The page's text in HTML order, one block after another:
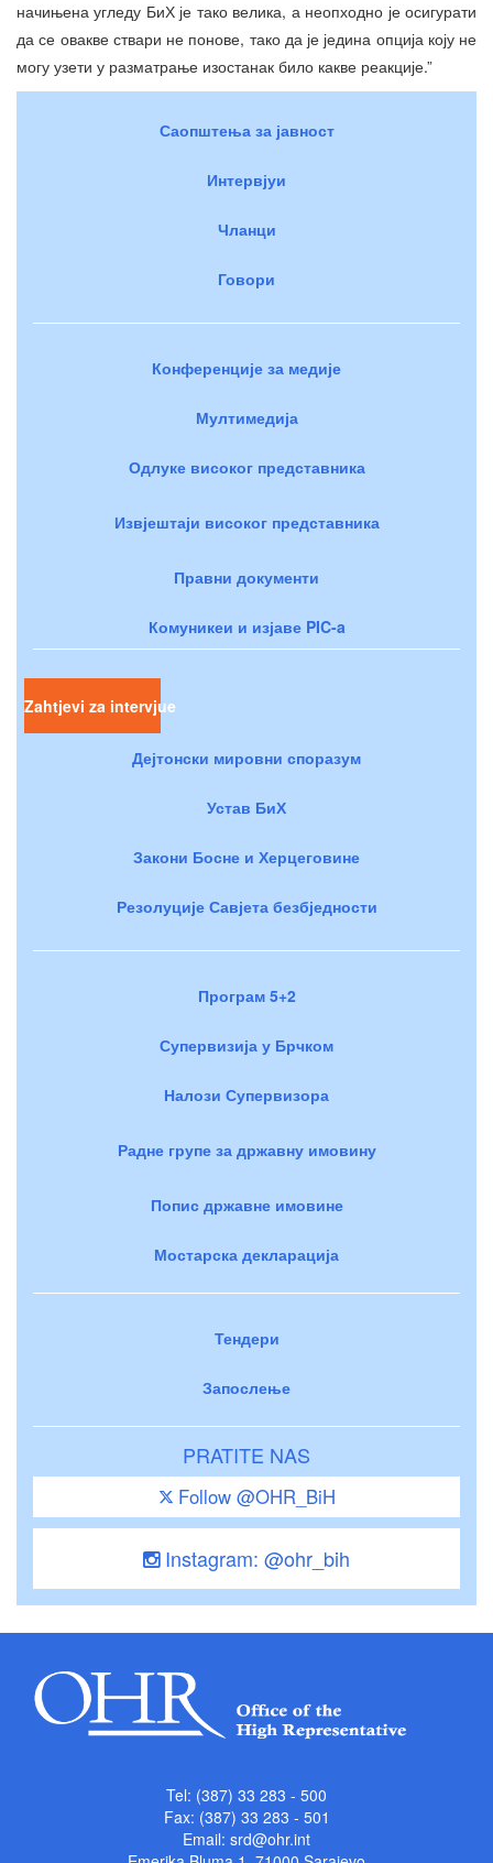
начињена угледу БиХ је тако велика, а неопходно је осигурати
да се овакве ствари не понове, тако да је једина опција коју не
могу узети у разматрање изостанак било какве реакције.”
Саопштења за јавност
Интервјуи
Чланци
Говори
Конференције за медије
Мултимедија
Одлуке високог представника
Извјештаји високог представника
Правни документи
Комуникеи и изјаве PIC-a
Zahtjevi za intervjue
Дејтонски мировни споразум
Устав БиХ
Закони Босне и Херцеговине
Резолуције Савјета безбједности
Програм 5+2
Супервизија у Брчком
Налози Супервизора
Радне групе за државну имовину
Попис државне имовине
Мостарска декларација
Тендери
Запослење
PRATITE NAS
Follow @OHR_BiH
Instagram: @ohr_bih
Tel: (387) 33 283 - 500
Fax: (387) 33 283 - 501
Email: srd@ohr.int